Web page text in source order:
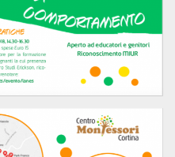
Cookie from
CloudFlare
stores the proof
of challenge
used to no
longer issue a
captcha or
challenge if
present. It is
required to
reach origin